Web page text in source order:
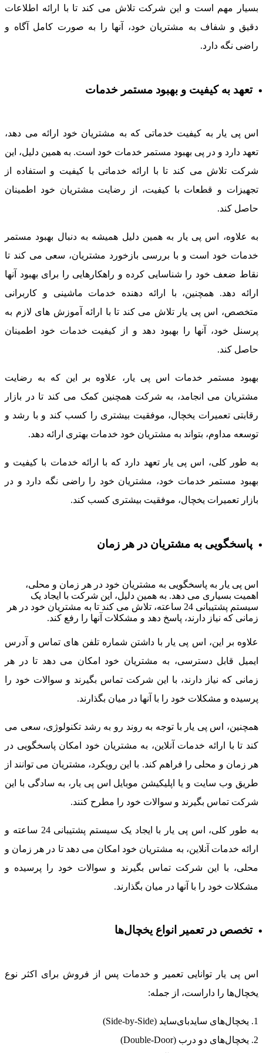
بسیار مهم است و این شرکت تلاش می کند تا با ارائه اطلاعات
دقیق و شفاف به مشتریان خود، آنها را به صورت کامل آگاه و
راضی نگه دارد.
تعهد به کیفیت و بهبود مستمر خدمات
اس پی یار به کیفیت خدماتی که به مشتریان خود ارائه می دهد،
تعهد دارد و در پی بهبود مستمر خدمات خود است. به همین دلیل، این
شرکت تلاش می کند تا با ارائه خدماتی با کیفیت و استفاده از
تجهیزات و قطعات با کیفیت، از رضایت مشتریان خود اطمینان
حاصل کند.
به علاوه، اس پی یار به همین دلیل همیشه به دنبال بهبود مستمر
خدمات خود است و با بررسی بازخورد مشتریان، سعی می کند تا
نقاط ضعف خود را شناسایی کرده و راهکارهایی را برای بهبود آنها
ارائه دهد. همچنین، با ارائه دهنده خدمات ماشینی و کاربرانی
متخصص، اس پی یار تلاش می کند تا با ارائه آموزش های لازم به
پرسنل خود، آنها را بهبود دهد و از کیفیت خدمات خود اطمینان
حاصل کند.
بهبود مستمر خدمات اس پی یار، علاوه بر این که به رضایت
مشتریان می انجامد، به شرکت همچنین کمک می کند تا در بازار
رقابتی تعمیرات یخچال، موفقیت بیشتری را کسب کند و با رشد و
توسعه مداوم، بتواند به مشتریان خود خدمات بهتری ارائه دهد.
به طور کلی، اس پی یار تعهد دارد که با ارائه خدمات با کیفیت و
بهبود مستمر خدمات خود، مشتریان خود را راضی نگه دارد و در
بازار تعمیرات یخچال، موفقیت بیشتری کسب کند.
پاسخگویی به مشتریان در هر زمان
اس پی یار به پاسخگویی به مشتریان خود در هر زمان و محلی،
اهمیت بسیاری می دهد. به همین دلیل، این شرکت با ایجاد یک
سیستم پشتیبانی 24 ساعته، تلاش می کند تا به مشتریان خود در هر
زمانی که نیاز دارند، پاسخ دهد و مشکلات آنها را رفع کند.
علاوه بر این، اس پی یار با داشتن شماره تلفن های تماس و آدرس
ایمیل قابل دسترسی، به مشتریان خود امکان می دهد تا در هر
زمانی که نیاز دارند، با این شرکت تماس بگیرند و سوالات خود را
پرسیده و مشکلات خود را با آنها در میان بگذارند.
همچنین، اس پی یار با توجه به روند رو به رشد تکنولوژی، سعی می
کند تا با ارائه خدمات آنلاین، به مشتریان خود امکان پاسخگویی در
هر زمان و محلی را فراهم کند. با این رویکرد، مشتریان می توانند از
طریق وب سایت و یا اپلیکیشن موبایل اس پی یار، به سادگی با این
شرکت تماس بگیرند و سوالات خود را مطرح کنند.
به طور کلی، اس پی یار با ایجاد یک سیستم پشتیبانی 24 ساعته و
ارائه خدمات آنلاین، به مشتریان خود امکان می دهد تا در هر زمان و
محلی، با این شرکت تماس بگیرند و سوالات خود را پرسیده و
مشکلات خود را با آنها در میان بگذارند.
تخصص در تعمیر انواع یخچال‌ها
اس پی یار توانایی تعمیر و خدمات پس از فروش برای اکثر نوع
یخچال‌ها را داراست، از جمله: